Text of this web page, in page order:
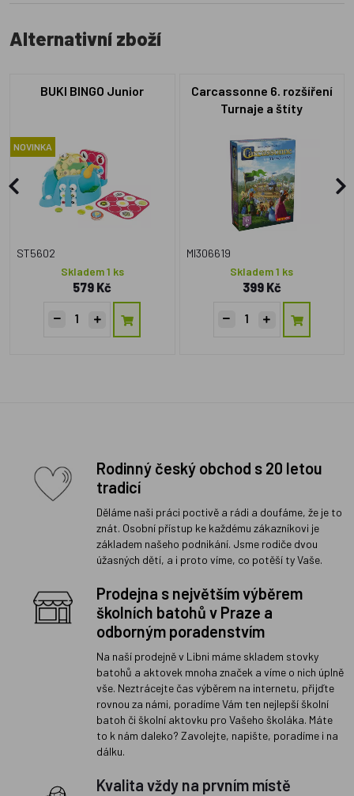
Alternativní zboží
BUKI BINGO Junior
NOVINKA
ST5602
Skladem 1 ks
579 Kč
Carcassonne 6. rozšíření
Turnaje a štíty
MI306619
Skladem 1 ks
399 Kč
Rodinný český obchod s 20 letou
tradicí
Děláme naši práci poctivě a rádi a doufáme, že je to
znát. Osobní přístup ke každému zákazníkovi je
základem našeho podnikání. Jsme rodiče dvou
úžasných dětí, a i proto víme, co potěší ty Vaše.
Prodejna s největším výběrem
školních batohů v Praze a
odborným poradenstvím
Na naší prodejně v Libni máme skladem stovky
batohů a aktovek mnoha značek a víme o nich úplně
vše. Neztrácejte čas výběrem na internetu, přijďte
rovnou za námi, poradíme Vám ten nejlepší školní
batoh či školní aktovku pro Vašeho školáka. Máte
to k nám daleko? Zavolejte, napište, poradíme i na
dálku.
Kvalita vždy na prvním místě